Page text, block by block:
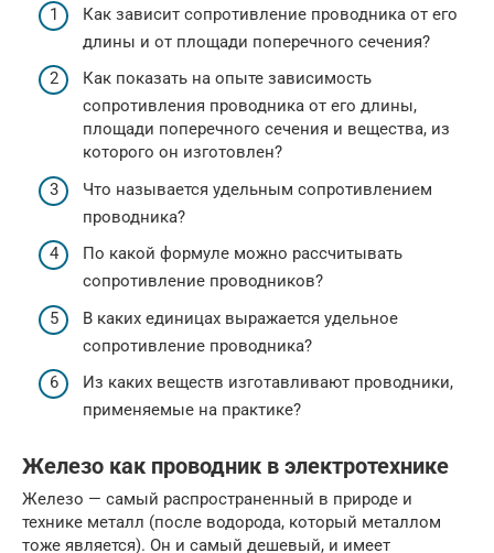
Как зависит сопротивление проводника от его
длины и от площади поперечного сечения?
Как показать на опыте зависимость
сопротивления проводника от его длины,
площади поперечного сечения и вещества, из
которого он изготовлен?
Что называется удельным сопротивлением
проводника?
По какой формуле можно рассчитывать
сопротивление проводников?
В каких единицах выражается удельное
сопротивление проводника?
Из каких веществ изготавливают проводники,
применяемые на практике?
Железо как проводник в электротехнике
Железо — самый распространенный в природе и
технике металл (после водорода, который металлом
тоже является). Он и самый дешевый, и имеет